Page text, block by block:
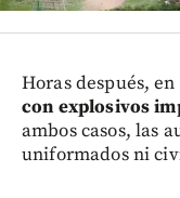
Horas después, en
con explosivos
ambos casos, las
uniformados ni